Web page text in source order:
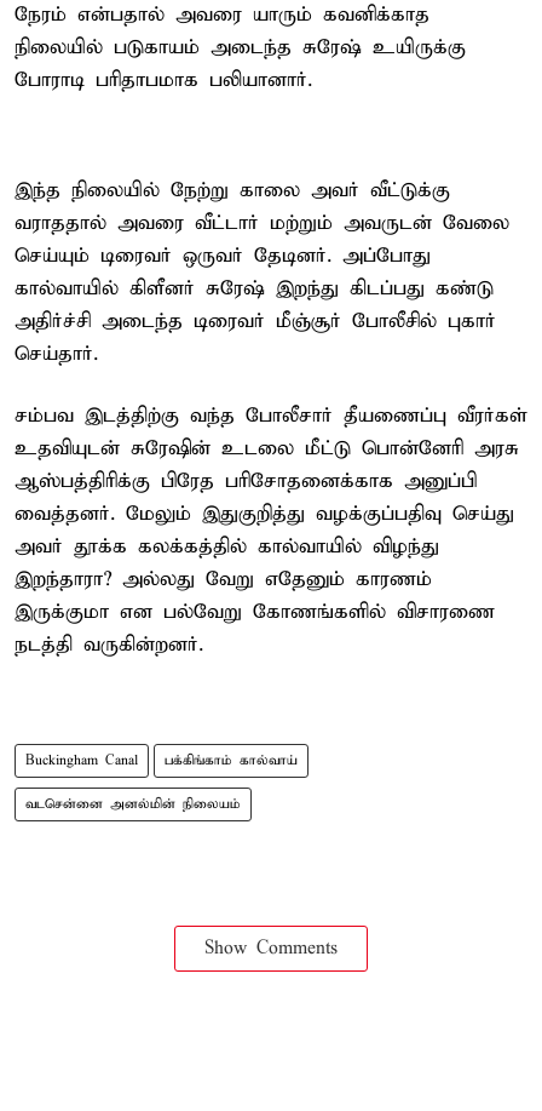
நேரம் என்பதால் அவரை யாரும் கவனிக்காத
நிலையில் படுகாயம் அடைந்த சுரேஷ் உயிருக்கு
போராடி பரிதாபமாக பலியானார்.
இந்த நிலையில் நேற்று காலை அவர் வீட்டுக்கு
வராததால் அவரை வீட்டார் மற்றும் அவருடன் வேலை
செய்யும் டிரைவர் ஒருவர் தேடினர். அப்போது
கால்வாயில் கிளீனர் சுரேஷ் இறந்து கிடப்பது கண்டு
அதிர்ச்சி அடைந்த டிரைவர் மீஞ்சூர் போலீசில் புகார்
செய்தார்.
சம்பவ இடத்திற்கு வந்த போலீசார் தீயணைப்பு வீரர்கள்
உதவியுடன் சுரேஷின் உடலை மீட்டு பொன்னேரி அரசு
ஆஸ்பத்திரிக்கு பிரேத பரிசோதனைக்காக அனுப்பி
வைத்தனர். மேலும் இதுகுறித்து வழக்குப்பதிவு செய்து
அவர் தூக்க கலக்கத்தில் கால்வாயில் விழந்து
இறந்தாரா? அல்லது வேறு எதேனும் காரணம்
இருக்குமா என பல்வேறு கோணங்களில் விசாரணை
நடத்தி வருகின்றனர்.
Buckingham Canal பக்கிங்காம் கால்வாய்
வடசென்னை அனல்மின் நிலையம்
Show Comments